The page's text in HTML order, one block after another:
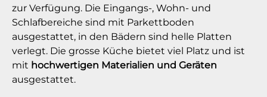
zur Verfügung. Die Eingangs-, Wohn- und
Schlafbereiche sind mit Parkettboden
ausgestattet, in den Bädern sind helle Platten
verlegt. Die grosse Küche bietet viel Platz und ist
mit hochwertigen Materialien und Geräten
ausgestattet.